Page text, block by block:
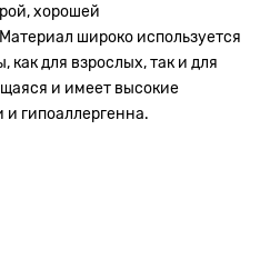
хорошей
широко используется
для взрослых, так и для
и имеет высокие
и гипоаллергенна.